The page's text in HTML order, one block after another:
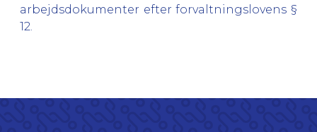
arbejdsdokumenter efter forvaltningslovens §
12.